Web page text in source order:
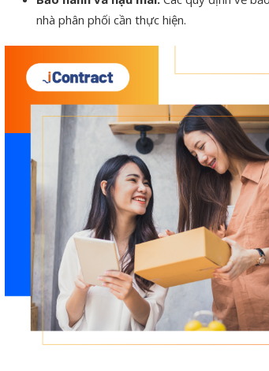
nhà phân phối cần thực hiện.